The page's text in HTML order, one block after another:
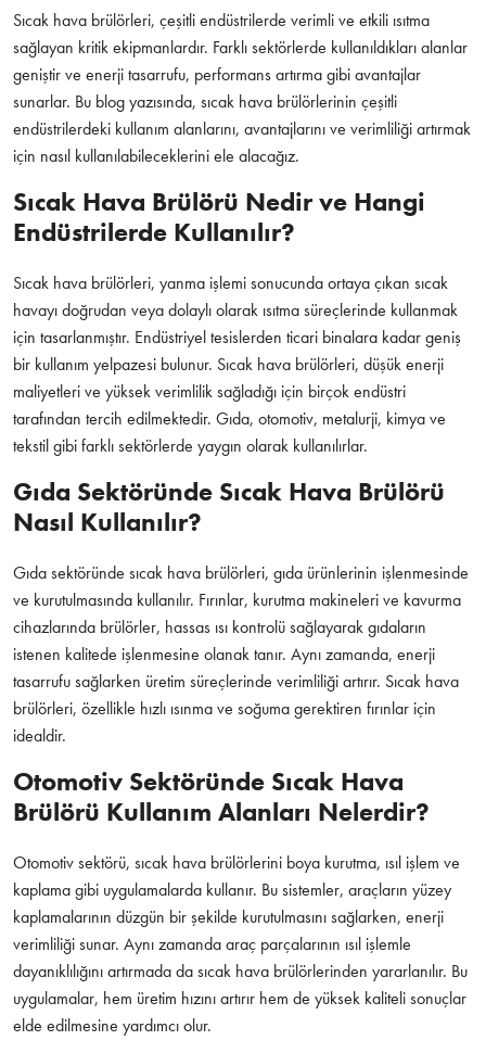
Sıcak hava brülörleri, çeşitli endüstrilerde verimli ve etkili ısıtma
sağlayan kritik ekipmanlardır. Farklı sektörlerde kullanıldıkları alanlar
geniştir ve enerji tasarrufu, performans artırma gibi avantajlar
sunarlar. Bu blog yazısında, sıcak hava brülörlerinin çeşitli
endüstrilerdeki kullanım alanlarını, avantajlarını ve verimliliği artırmak
için nasıl kullanılabileceklerini ele alacağız.
Sıcak Hava Brülörü Nedir ve Hangi
Endüstrilerde Kullanılır?
Sıcak hava brülörleri, yanma işlemi sonucunda ortaya çıkan sıcak
havayı doğrudan veya dolaylı olarak ısıtma süreçlerinde kullanmak
için tasarlanmıştır. Endüstriyel tesislerden ticari binalara kadar geniş
bir kullanım yelpazesi bulunur. Sıcak hava brülörleri, düşük enerji
maliyetleri ve yüksek verimlilik sağladığı için birçok endüstri
tarafından tercih edilmektedir. Gıda, otomotiv, metalurji, kimya ve
tekstil gibi farklı sektörlerde yaygın olarak kullanılırlar.
Gıda Sektöründe Sıcak Hava Brülörü
Nasıl Kullanılır?
Gıda sektöründe sıcak hava brülörleri, gıda ürünlerinin işlenmesinde
ve kurutulmasında kullanılır. Fırınlar, kurutma makineleri ve kavurma
cihazlarında brülörler, hassas ısı kontrolü sağlayarak gıdaların
istenen kalitede işlenmesine olanak tanır. Aynı zamanda, enerji
tasarrufu sağlarken üretim süreçlerinde verimliliği artırır. Sıcak hava
brülörleri, özellikle hızlı ısınma ve soğuma gerektiren fırınlar için
idealdir.
Otomotiv Sektöründe Sıcak Hava
Brülörü Kullanım Alanları Nelerdir?
Otomotiv sektörü, sıcak hava brülörlerini boya kurutma, ısıl işlem ve
kaplama gibi uygulamalarda kullanır. Bu sistemler, araçların yüzey
kaplamalarının düzgün bir şekilde kurutulmasını sağlarken, enerji
verimliliği sunar. Aynı zamanda araç parçalarının ısıl işlemle
dayanıklılığını artırmada da sıcak hava brülörlerinden yararlanılır. Bu
uygulamalar, hem üretim hızını artırır hem de yüksek kaliteli sonuçlar
elde edilmesine yardımcı olur.